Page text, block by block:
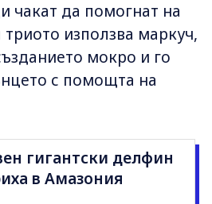
чакат да помогнат на
използва маркуч,
мокро и го
с помощта на
гигантски делфин
в Амазония